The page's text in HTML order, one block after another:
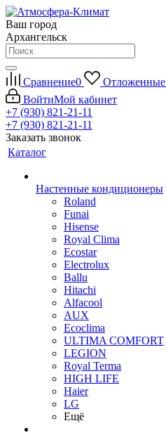
Ваш город
Архангельск
Сравнение0 Отложенные
ВойтиМой кабинет
+7 (930) 821-21-11
+7 (930) 821-21-11
Заказать звонок
Каталог
Настенные кондиционеры
Roland
Funai
Hisense
Royal Clima
Ecostar
Electrolux
Ballu
Hitachi
Alfacool
AUX
Ecoclima
ULTIMA COMFORT
LEGION
Royal Terma
HIGH LIFE
Haier
LG
Ещё